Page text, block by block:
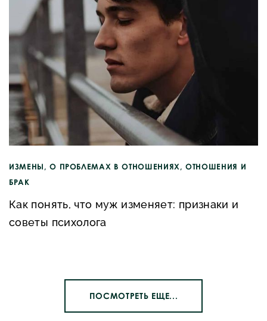
ИЗМЕНЫ,О ПРОБЛЕМАХ В ОТНОШЕНИЯХ,ОТНОШЕНИЯ И
БРАК
Как понять, что муж изменяет: признаки и
советы психолога
ПОСМОТРЕТЬ ЕЩЕ...